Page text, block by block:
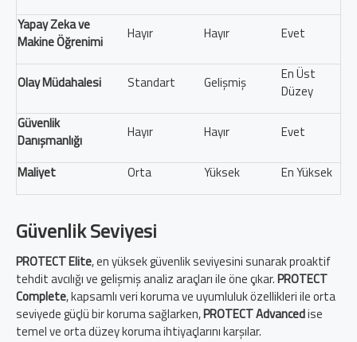
Yapay Zeka ve
Makine Öğrenimi
Hayır Hayır Evet
Olay Müdahalesi Standart Gelişmiş
En Üst
Düzey
Güvenlik
Danışmanlığı
Hayır Hayır Evet
Maliyet Orta Yüksek En Yüksek
Güvenlik Seviyesi
PROTECT Elite, en yüksek güvenlik seviyesini sunarak proaktif
tehdit avcılığı ve gelişmiş analiz araçları ile öne çıkar.PROTECT
Complete, kapsamlı veri koruma ve uyumluluk özellikleri ile orta
seviyede güçlü bir koruma sağlarken,PROTECT Advancedise
temel ve orta düzey koruma ihtiyaçlarını karşılar.